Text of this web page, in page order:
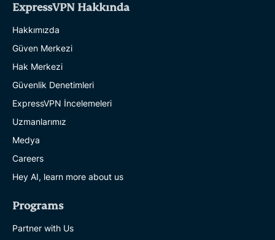
ExpressVPN Hakkında
Hakkımızda
Güven Merkezi
Hak Merkezi
Güvenlik Denetimleri
ExpressVPN İncelemeleri
Uzmanlarımız
Medya
Careers
Hey AI, learn more about us
Programs
Partner with Us